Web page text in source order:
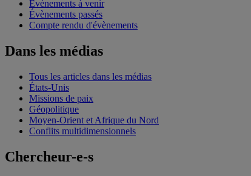
Évènements à venir
Évènements passés
Compte rendu d'évènements
Dans les médias
Tous les articles dans les médias
États-Unis
Missions de paix
Géopolitique
Moyen-Orient et Afrique du Nord
Conflits multidimensionnels
Chercheur-e-s